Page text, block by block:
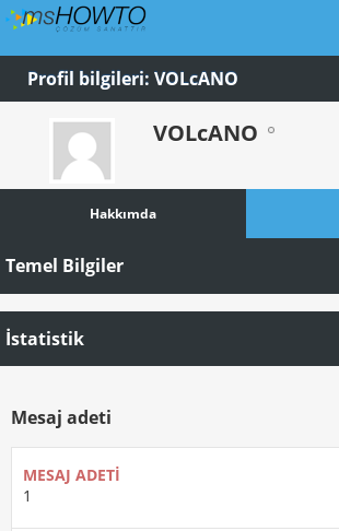
Profil bilgileri: VOLcANO
VOLcANO
Hakkımda
Temel Bilgiler
İstatistik
Mesaj adeti
MESAJ ADETI
1